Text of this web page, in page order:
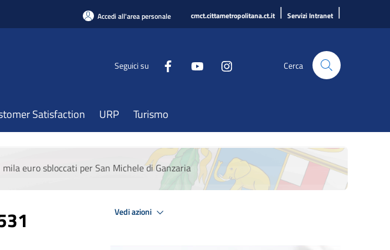
Accedi all'area personale cmct.cittametropolitana.ct.it | Servizi Intranet |
Seguici su Cerca
Satisfaction URP Turismo
euro sbloccati per San Michele di Ganzaria
Vedi azioni